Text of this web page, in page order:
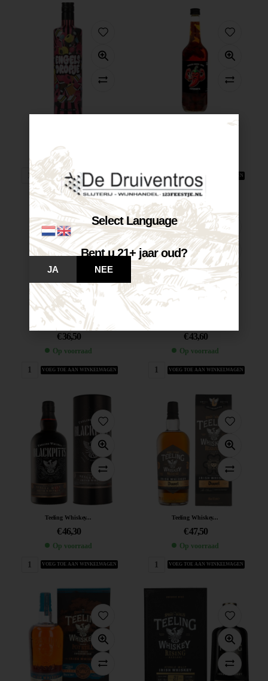
Op voorraad
VOEG TOE AAN WINKELWAGEN VOEG TOE AAN WINKELWAGEN
Teeling Single...
€36,50
Op voorraad
VOEG TOE AAN WINKELWAGEN
€43,60
Op voorraad
VOEG TOE AAN WINKELWAGEN
Teeling Whiskey...
€46,30
Op voorraad
VOEG TOE AAN WINKELWAGEN
Teeling Whiskey...
€47,50
Op voorraad
VOEG TOE AAN WINKELWAGEN
Select Language
Bent u 21+ jaar oud?
JA NEE